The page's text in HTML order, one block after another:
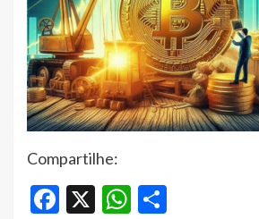
Compartilhe:
Facebook
X WhatsApp